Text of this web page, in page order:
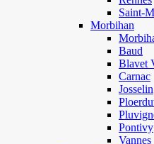
Saint-
Morbihan
Baud
Blavet
Carnac
Josselin
Pontivy
Vannes